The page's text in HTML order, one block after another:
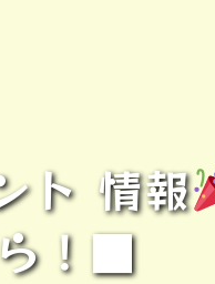
ト 情報
！■